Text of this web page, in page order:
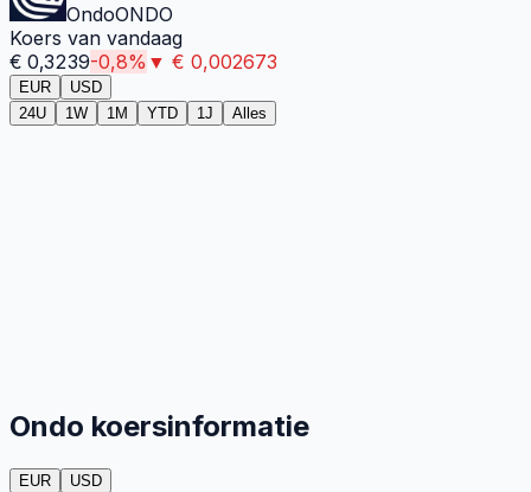
OndoONDO
Koers van vandaag
€ 0,3239-0,8% ▼ € 0,002673
EUR
USD
24U
1W 1M YTD 1J Alles
Ondo koersinformatie
EUR USD